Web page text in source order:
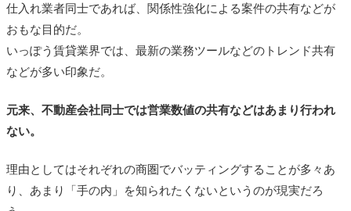
仕入れ業者同士であれば、関係性強化による案件の共有などが
おもな目的だ。
いっぽう賃貸業界では、最新の業務ツールなどのトレンド共有
などが多い印象だ。
元来、不動産会社同士では営業数値の共有などはあまり行われ
ない。
理由としてはそれぞれの商圏でバッティングすることが多々あ
り、あまり「手の内」を知られたくないというのが現実だろ